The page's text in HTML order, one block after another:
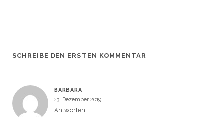
SCHREIBE DEN ERSTEN KOMMENTAR
BARBARA
23. Dezember 2019
Antworten